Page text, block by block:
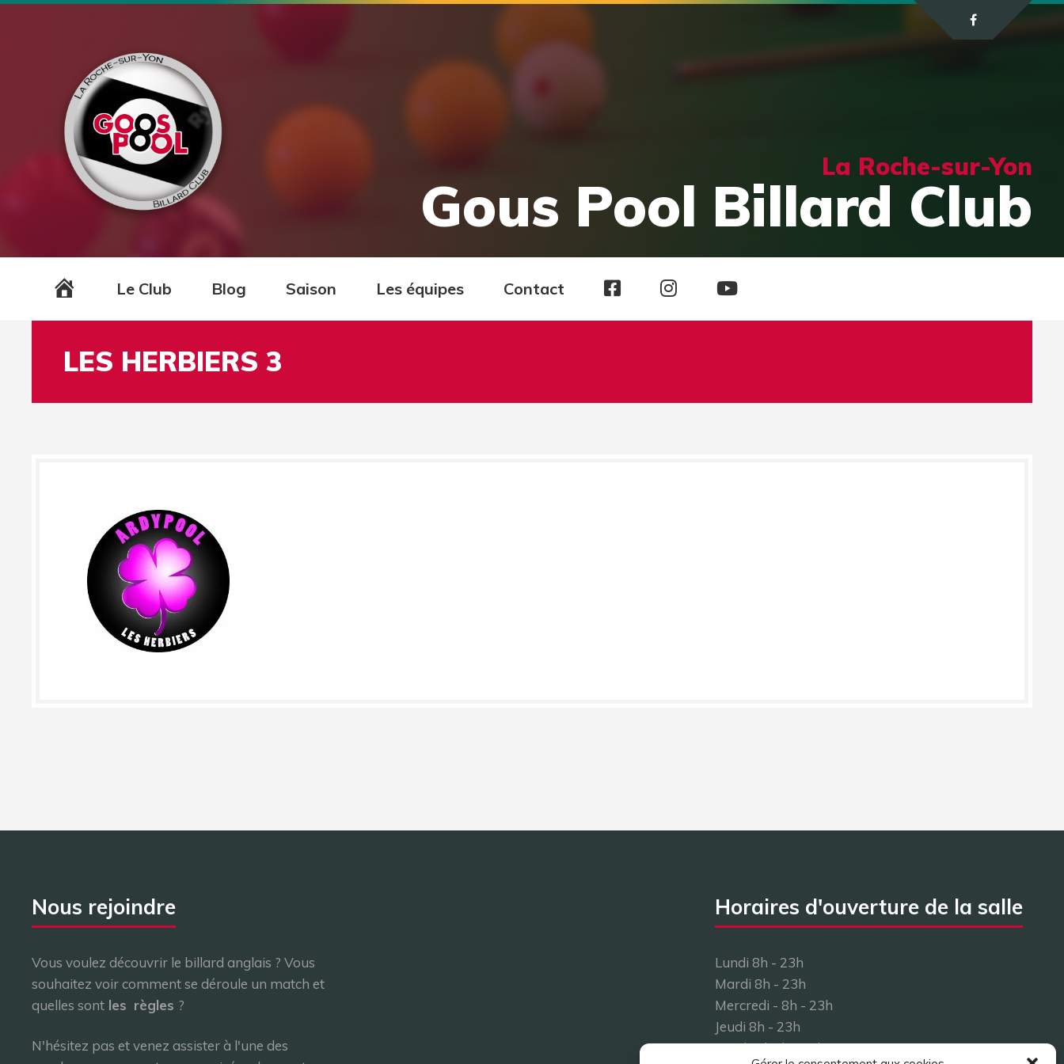
La Roche-sur-Yon
Gous Pool Billard Club
AccueilLe Club Blog Saison Les équipes Contact Page Page Chaine
LES HERBIERS 3
Nous rejoindre
Vous voulez découvrir le billard anglais ? Vous
souhaitez voir comment se déroule un match et
quelles sont les règles ?
N'hésitez pas et venez assister à l'une des
Horaires d'ouverture de la salle
Lundi 8h - 23h
Mardi 8h - 23h
Mercredi - 8h - 23h
Jeudi 8h - 23h
Vendredi 8h - 23h